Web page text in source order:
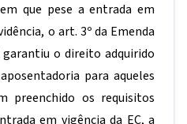
que pese a entrada em
o art. 3º da Emenda
o direito adquirido
para aqueles
preenchido os requisitos
em vigência da EC, a